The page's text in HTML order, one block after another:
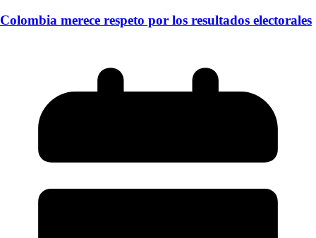
Colombia merece respeto por los resultados electorales